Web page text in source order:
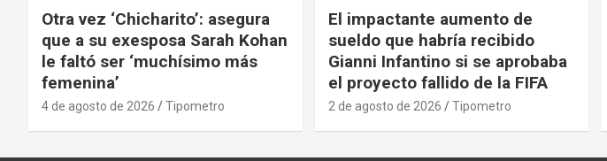
Otra vez ‘Chicharito’: asegura
que a su exesposa Sarah Kohan
le faltó ser ‘muchísimo más
femenina’
4 de agosto de 2026 Tipometro
El impactante aumento de
sueldo que habría recibido
Gianni Infantino si se aprobaba
el proyecto fallido de la FIFA
2 de agosto de 2026 Tipometro